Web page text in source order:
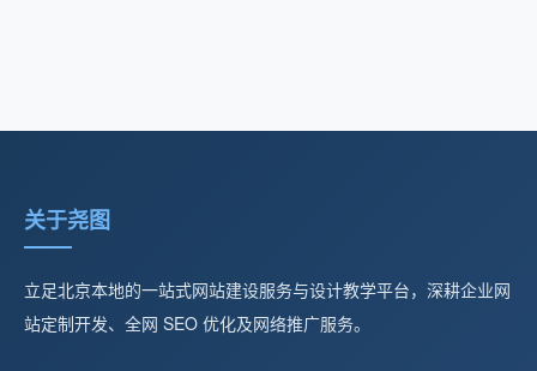
关于尧图
立足北京本地的一站式网站建设服务与设计教学平台，深耕企业网
站定制开发、全网 SEO 优化及网络推广服务。